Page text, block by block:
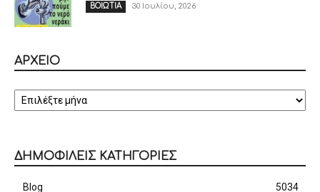
ΒΟΙΩΤΙΑ 30 Ιουλίου, 2026
ΑΡΧΕΙΟ
ΔΗΜΟΦΙΛΕΙΣ ΚΑΤΗΓΟΡΙΕΣ
Blog
5034